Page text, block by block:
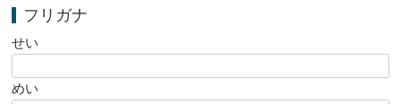
フリガナ
せい
めい